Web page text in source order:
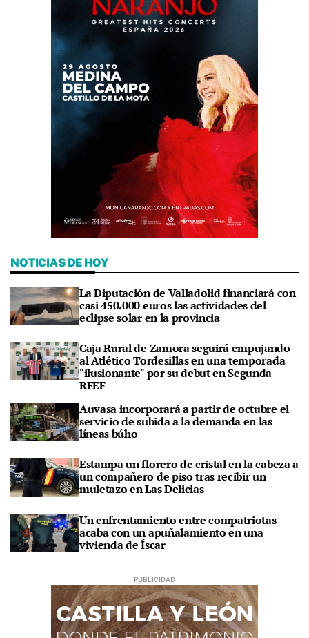
NOTICIAS DE HOY
La Diputación de Valladolid financiará con
casi 450.000 euros las actividades del
eclipse solar en la provincia
Caja Rural de Zamora seguirá empujando
al Atlético Tordesillas en una temporada
"ilusionante" por su debut en Segunda
RFEF
Auvasa incorporará a partir de octubre el
servicio de subida a la demanda en las
líneas búho
Estampa un florero de cristal en la cabeza a
un compañero de piso tras recibir un
muletazo en Las Delicias
Un enfrentamiento entre compatriotas
acaba con un apuñalamiento en una
vivienda de Íscar